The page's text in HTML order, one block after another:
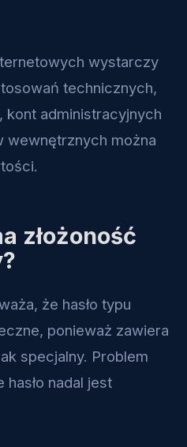
wystarczy
technicznych,
administracyjnych
wewnętrznych można
złożoność
że hasło typu
ponieważ zawiera
specjalny. Problem
nadal jest